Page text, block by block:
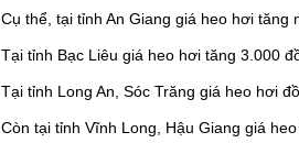
Cụ thể, tại tỉnh An Giang giá heo hơi
Tại tỉnh Bạc Liêu giá heo hơi tăng 3.000
Tại tỉnh Long An, Sóc Trăng giá heo hơi
Còn tại tỉnh Vĩnh Long, Hậu Giang giá